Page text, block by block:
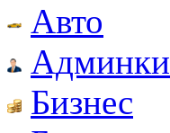
Авто
Админки
Бизнес